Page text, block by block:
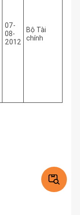
07-
08-
2012
Bộ Tài
chính